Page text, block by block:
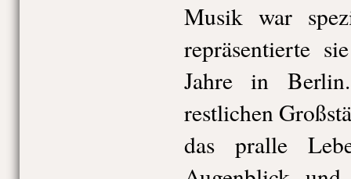
Musik war
repräsentierte
Jahre in
restlichen
das pralle